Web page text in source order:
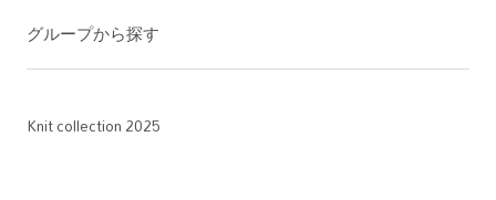
グループから探す
Knit collection 2025